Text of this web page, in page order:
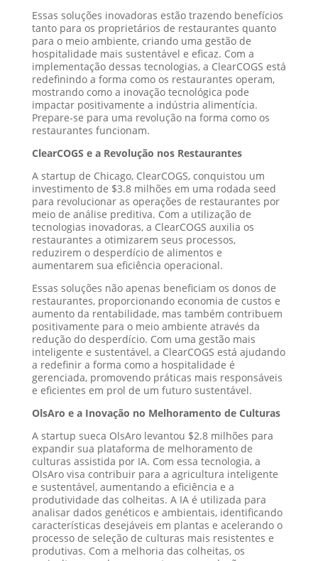
Essas soluções inovadoras estão trazendo benefícios
tanto para os proprietários de restaurantes quanto
para o meio ambiente, criando uma gestão de
hospitalidade mais sustentável e eficaz. Com a
implementação dessas tecnologias, a ClearCOGS está
redefinindo a forma como os restaurantes operam,
mostrando como a inovação tecnológica pode
impactar positivamente a indústria alimentícia.
Prepare-se para uma revolução na forma como os
restaurantes funcionam.
ClearCOGS e a Revolução nos Restaurantes
A startup de Chicago, ClearCOGS, conquistou um
investimento de $3.8 milhões em uma rodada seed
para revolucionar as operações de restaurantes por
meio de análise preditiva. Com a utilização de
tecnologias inovadoras, a ClearCOGS auxilia os
restaurantes a otimizarem seus processos,
reduzirem o desperdício de alimentos e
aumentarem sua eficiência operacional.
Essas soluções não apenas beneficiam os donos de
restaurantes, proporcionando economia de custos e
aumento da rentabilidade, mas também contribuem
positivamente para o meio ambiente através da
redução do desperdício. Com uma gestão mais
inteligente e sustentável, a ClearCOGS está ajudando
a redefinir a forma como a hospitalidade é
gerenciada, promovendo práticas mais responsáveis
e eficientes em prol de um futuro sustentável.
OlsAro e a Inovação no Melhoramento de Culturas
A startup sueca OlsAro levantou $2.8 milhões para
expandir sua plataforma de melhoramento de
culturas assistida por IA. Com essa tecnologia, a
OlsAro visa contribuir para a agricultura inteligente
e sustentável, aumentando a eficiência e a
produtividade das colheitas. A IA é utilizada para
analisar dados genéticos e ambientais, identificando
características desejáveis em plantas e acelerando o
processo de seleção de culturas mais resistentes e
produtivas. Com a melhoria das colheitas, os